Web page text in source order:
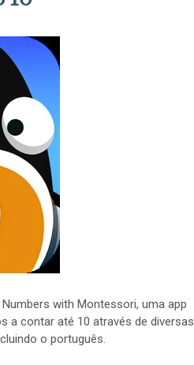
with Montessori, uma app
a contar até 10 através de diversas
o português.